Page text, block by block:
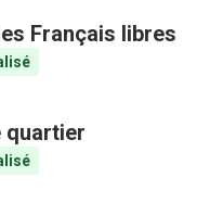
Français libres
quartier